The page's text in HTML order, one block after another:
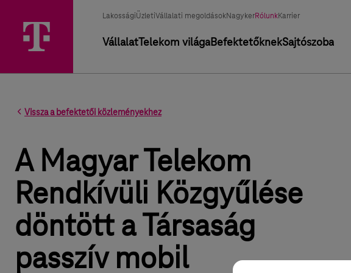
LakosságiÜzletiVállalati megoldásokNagykerRólunkKarrier
VállalatTelekom világaBefektetőknekSajtószoba
Vissza a befektetői közleményekhez
A Magyar Telekom
Rendkívüli Közgyűlése
döntött a Társaság
passzív mobil